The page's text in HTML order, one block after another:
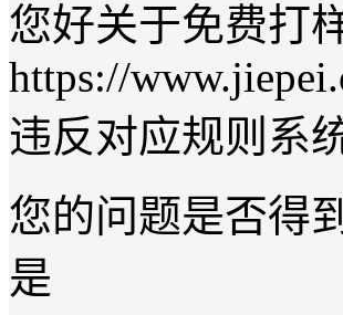
您好关于免费打
https://
违反对应规则系
您的问题是否得
是